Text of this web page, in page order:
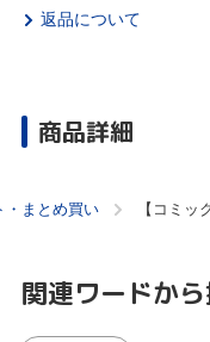
返品について
商品詳細
・まとめ買い 【コミッ
関連ワードか